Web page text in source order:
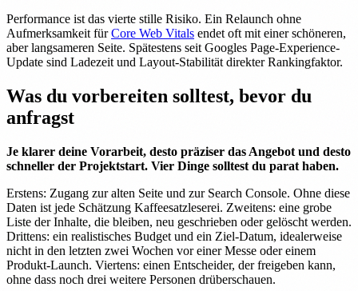
Performance ist das vierte stille Risiko. Ein Relaunch ohne
Aufmerksamkeit fürCore Web Vitals endet oft mit einer schöneren,
aber langsameren Seite. Spätestens seit Googles Page-Experience-
Update sind Ladezeit und Layout-Stabilität direkter Rankingfaktor.
Was du vorbereiten solltest, bevor du
anfragst
Je klarer deine Vorarbeit, desto präziser das Angebot und desto
schneller der Projektstart. Vier Dinge solltest du parat haben.
Erstens: Zugang zur alten Seite und zur Search Console. Ohne diese
Daten ist jede Schätzung Kaffeesatzleserei. Zweitens: eine grobe
Liste der Inhalte, die bleiben, neu geschrieben oder gelöscht werden.
Drittens: ein realistisches Budget und ein Ziel-Datum, idealerweise
nicht in den letzten zwei Wochen vor einer Messe oder einem
Produkt-Launch. Viertens: einen Entscheider, der freigeben kann,
ohne dass noch drei weitere Personen drüberschauen.